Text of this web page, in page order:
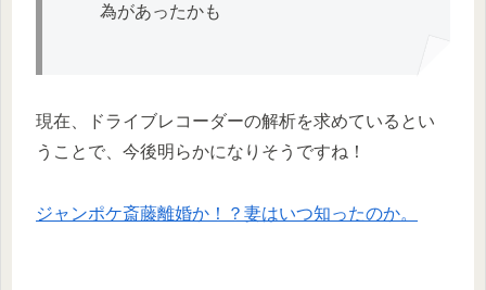
為があったかも
現在、ドライブレコーダーの解析を求めているとい
うことで、今後明らかになりそうですね！
ジャンポケ斎藤離婚か！？妻はいつ知ったのか。